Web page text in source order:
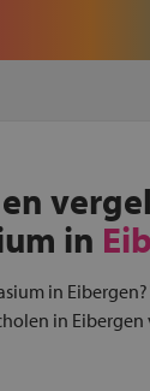
in
in
in Eibergen